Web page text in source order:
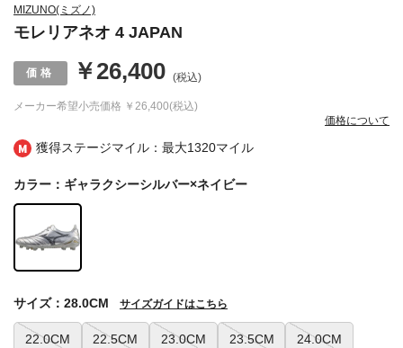
獲得ステージマイル：最大1320マイル
MIZUNO(ミズノ)
モレリアネオ 4 JAPAN
メーカー希望小売価格 ￥26,400(税込)
￥26,400 (税込)
価格について
カラー：ギャラクシーシルバー×ネイビー
22.0CM 22.5CM 23.0CM 23.5CM 24.0CM
サイズ：28.0CM サイズガイドはこちら